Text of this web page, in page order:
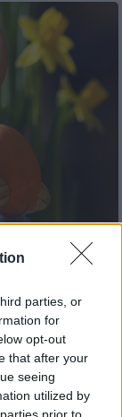
parties, or
for
opt-out
that after your
seeing
utilized by
στα
του
να